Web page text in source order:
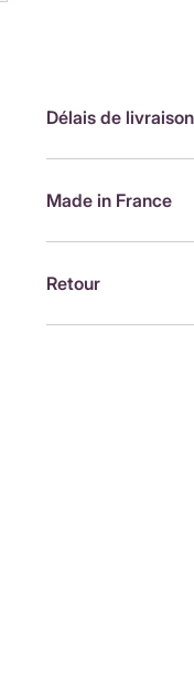
Délais de livraison
de livraison : 3,90
fonction du pays
Made in France
France, par
Retour